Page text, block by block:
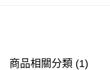
商品相關分類 (1)